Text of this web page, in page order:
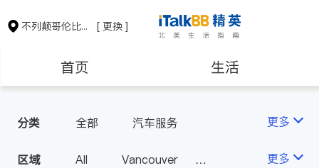
不列颠哥伦比亚省 [ 更换 ]
首页 生活
保险理财
分类 全部 汽车服务 更多
区域 All
Vancouver
更多